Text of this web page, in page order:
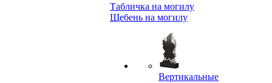
Табличка на могилу
Щебень на могилу
Вертикальные